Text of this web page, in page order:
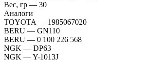
Вес, гр — 30
Аналоги
TOYOTA — 1985067020
BERU — GN110
BERU — 0 100 226 568
NGK — DP63
NGK —Y-1013J